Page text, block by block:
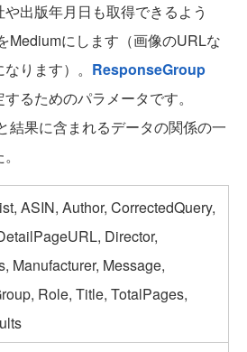
出版年月日も取得できるよう
Mediumにします（画像のURLな
ります）。 ResponseGroup
るためのパラメータです。
結果に含まれるデータの関係の一
ASIN, Author, CorrectedQuery,
Director,
Manufacturer, Message,
Role, Title, TotalPages,